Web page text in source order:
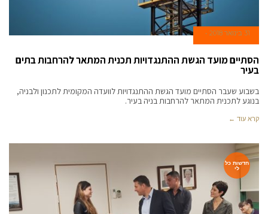
31 בינואר 2018
הסתיים מועד הגשת ההתנגדויות תכנית המתאר להרחבות בתים
בעיר
בשבוע שעבר הסתיים מועד הגשת ההתנגדויות לוועדה המקומית לתכנון ולבניה,
בנוגע לתכנית המתאר להרחבות בניה בעיר.
קרא עוד ←
חדשות כל
לי